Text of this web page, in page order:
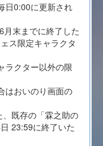
日0:00に更新され
末までに終了した
ス限定キャラクタ
ラクター以外の限
はおいのり画面の
既存の「霖之助の
23:59に終了いた